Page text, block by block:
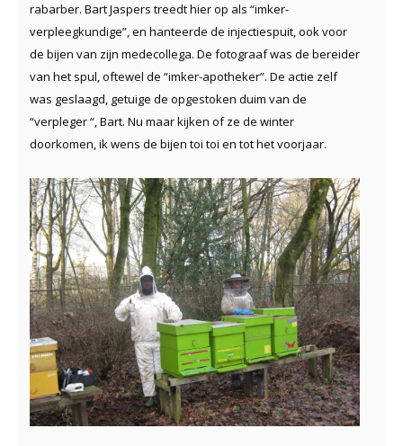
rabarber. Bart Jaspers treedt hier op als “imker-
verpleegkundige”, en hanteerde de injectiespuit, ook voor
de bijen van zijn medecollega. De fotograaf was de bereider
van het spul, oftewel de “imker-apotheker”. De actie zelf
was geslaagd, getuige de opgestoken duim van de
“verpleger “, Bart. Nu maar kijken of ze de winter
doorkomen, ik wens de bijen toi toi en tot het voorjaar.